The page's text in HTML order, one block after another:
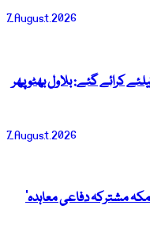
7 August 2026
کرائے گئے: بلاول بھٹو پھر
7 August 2026
مشترکہ دفاعی معاہدہ‘